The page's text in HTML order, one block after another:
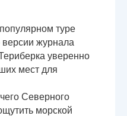
туре
журнала
уверенно
мест для
Северного
морской